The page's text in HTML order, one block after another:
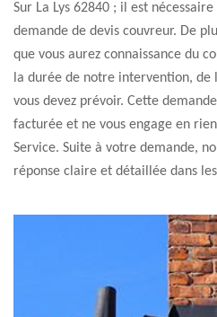
Sur La Lys 62840 ; il est
demande de devis couvreur. De
que vous aurez connaissance du
la durée de notre intervention, de
vous devez prévoir. Cette
facturée et ne vous engage en
Service. Suite à votre demande,
réponse claire et détaillée dans